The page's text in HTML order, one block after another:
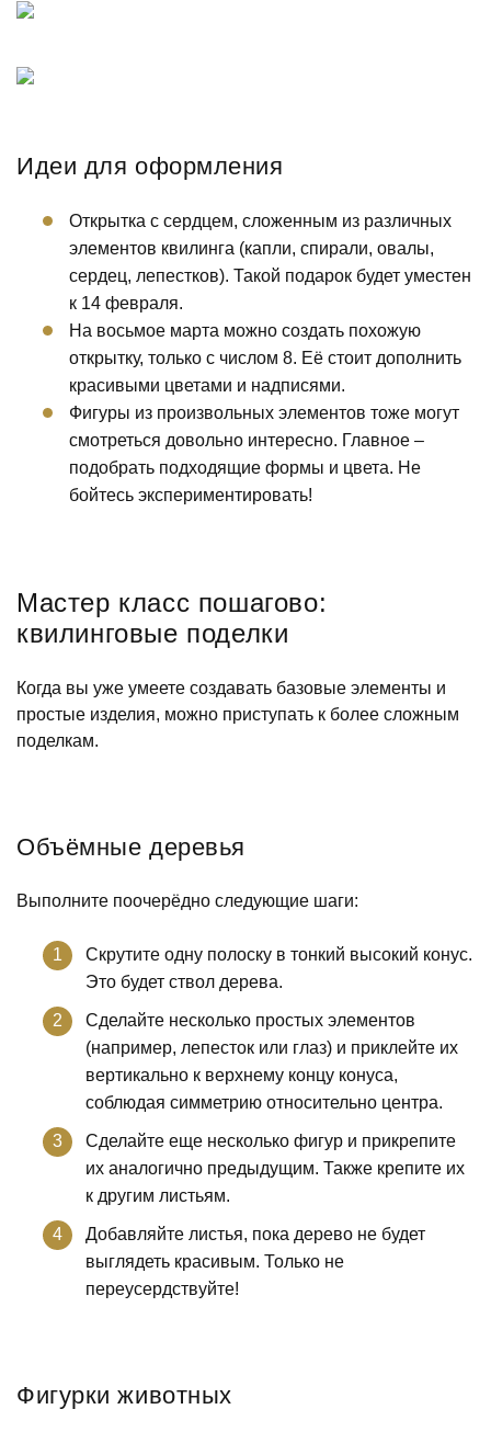
Идеи для оформления
Открытка с сердцем, сложенным из различных
элементов квилинга (капли, спирали, овалы,
сердец, лепестков). Такой подарок будет уместен
к 14 февраля.
На восьмое марта можно создать похожую
открытку, только с числом 8. Её стоит дополнить
красивыми цветами и надписями.
Фигуры из произвольных элементов тоже могут
смотреться довольно интересно. Главное –
подобрать подходящие формы и цвета. Не
бойтесь экспериментировать!
Мастер класс пошагово:
квилинговые поделки
Когда вы уже умеете создавать базовые элементы и
простые изделия, можно приступать к более сложным
поделкам.
Объёмные деревья
Выполните поочерёдно следующие шаги:
Скрутите одну полоску в тонкий высокий конус.
Это будет ствол дерева.
Сделайте несколько простых элементов
(например, лепесток или глаз) и приклейте их
вертикально к верхнему концу конуса,
соблюдая симметрию относительно центра.
Сделайте еще несколько фигур и прикрепите
их аналогично предыдущим. Также крепите их
к другим листьям.
Добавляйте листья, пока дерево не будет
выглядеть красивым. Только не
переусердствуйте!
Фигурки животных